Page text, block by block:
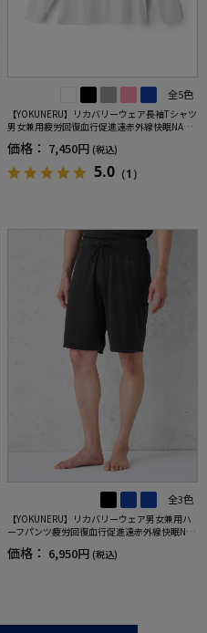
全5色
【YOKUNERU】リカバリーウェア長袖Tシャツ
男女兼用疲労回復血行促進遠赤外線快眠NANO
MIX(R)【一般医療機器】SS～LLサイズ
価格： 7,450円 (税込)
5.0 （1）
全3色
【YOKUNERU】リカバリーウェア男女兼用ハ
ーフパンツ疲労回復血行促進遠赤外線快眠NA
NOMIX(R)【一般医療機器】SS～LLサイズ
価格： 6,950円 (税込)